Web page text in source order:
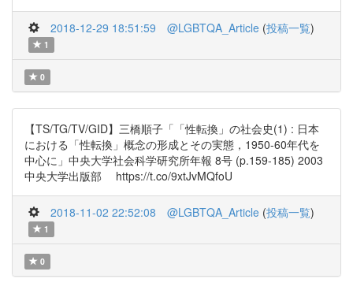
2018-12-29 18:51:59 @LGBTQA_Article (投稿一覧)
1
0
【TS/TG/TV/GID】三橋順子「「性転換」の社会史(1) : 日本
における「性転換」概念の形成とその実態，1950-60年代を
中心に」中央大学社会科学研究所年報 8号 (p.159-185) 2003
中央大学出版部 https://t.co/9xtJvMQfoU
2018-11-02 22:52:08 @LGBTQA_Article (投稿一覧)
1
0